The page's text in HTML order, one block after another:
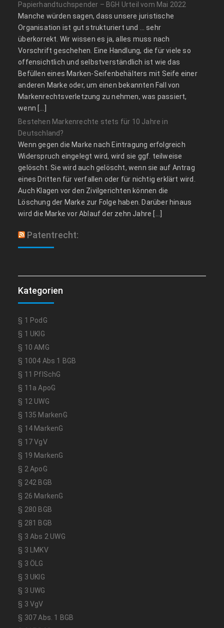
Papierhandtuchspender – BGH Urteil vom Mai 2022
Manche würden sagen, dass unsere juristische
Organisation ist gut strukturiert und … sehr
überkorrekt. Wir wissen es ja, alles muss nach
Vorschrift geschehen. Eine Handlung, die für viele so
offensichtlich und selbstverständlich ist wie das
Befüllen eines Marken-Seifenbehälters mit Seife einer
anderen Marke oder, um einen bekannten Fall von
Markenrechtsverletzung zu nehmen, was passiert,
wenn […]
Bestehen Markenrechte stets für 10 Jahre in
Deutschland?
Wenn gegen die Marke nach Eintragung erfolgreich
Widerspruch eingelegt wird, wird sie ggf. teilweise
gelöscht. Sie wird auch gelöscht, wenn sie auf Antrag
eines Dritten für verfallen oder für nichtig erklärt wird.
Auch Klagen vor den Zivilgerichten können die
Löschung der Marke zur Folge haben. Darüber hinaus
wird die Marke vor Ablauf der zehn Jahre […]
Patentrecht:
Kategorien
§ 1 PodG
§ 1 UKlG
§ 10 AMG
§ 1004 Abs 1 BGB
§ 11 PflSchG
§ 11a ApoG
§ 12 UWG
§ 135 MarkenG
§ 14 MarkenG
§ 17 VgV
§ 19 MarkenG
§ 2 ApoG
§ 242 BGB
§ 26 MarkenG
§ 280 BGB
§ 281 BGB
§ 3 Abs 2 UWG
§ 3 LMKV
§ 3 ÖLG
§ 3 UKlG
§ 3 UWG
§ 3 VgV
§ 307 Abs. 1 BGB